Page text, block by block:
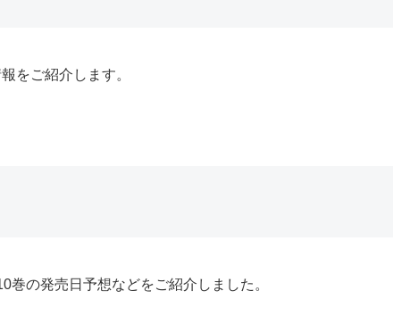
をご紹介します。
の発売日予想などをご紹介しました。